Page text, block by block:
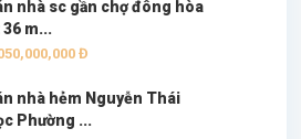
nhà sc gần chợ đông hòa
36 m...
Đ
nhà hẻm Nguyễn Thái
Phường ...